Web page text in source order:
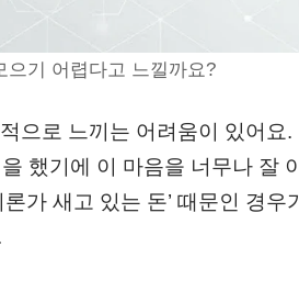
으기 어렵다고 느낄까요?
으로 느끼는 어려움이 있어요
했기에 이 마음을 너무나 잘
가 새고 있는 돈’ 때문인 경